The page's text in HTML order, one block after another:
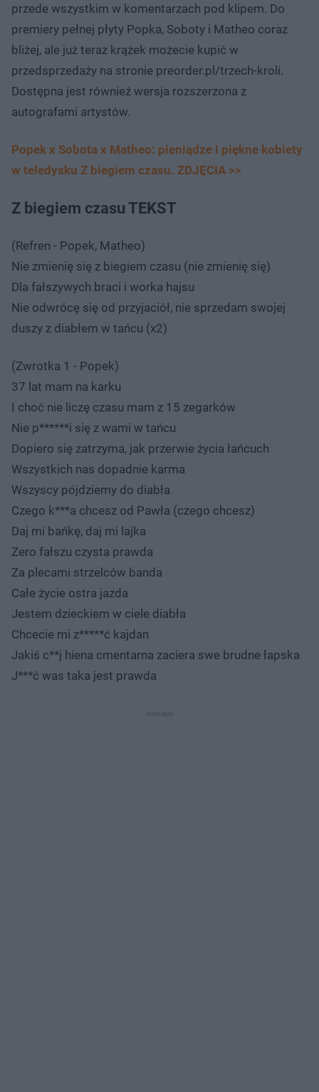
przede wszystkim w komentarzach pod klipem. Do
premiery pełnej płyty Popka, Soboty i Matheo coraz
bliżej, ale już teraz krążek możecie kupić w
przedsprzedaży na stronie preorder.pl/trzech-kroli.
Dostępna jest również wersja rozszerzona z
autografami artystów.
Popek x Sobota x Matheo: pieniądze i piękne kobiety
w teledysku Z biegiem czasu. ZDJĘCIA >>
Z biegiem czasu TEKST
(Refren - Popek, Matheo)
Nie zmienię się z biegiem czasu (nie zmienię się)
Dla fałszywych braci i worka hajsu
Nie odwrócę się od przyjaciół, nie sprzedam swojej
duszy z diabłem w tańcu (x2)
(Zwrotka 1 - Popek)
37 lat mam na karku
I choć nie liczę czasu mam z 15 zegarków
Nie p******i się z wami w tańcu
Dopiero się zatrzyma, jak przerwie życia łańcuch
Wszystkich nas dopadnie karma
Wszyscy pójdziemy do diabła
Czego k***a chcesz od Pawła (czego chcesz)
Daj mi bańkę, daj mi lajka
Zero fałszu czysta prawda
Za plecami strzelców banda
Całe życie ostra jazda
Jestem dzieckiem w ciele diabła
Chcecie mi z*****ć kajdan
Jakiś c**j hiena cmentarna zaciera swe brudne łapska
J***ć was taka jest prawda